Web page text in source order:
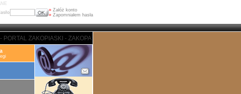
» Załóż konto
» Zapomniałem hasła
- ZAKOPANE - PORTAL ZAKOPIASKI - ZAKOPANE - PORTAL ZAKOPIASKI -